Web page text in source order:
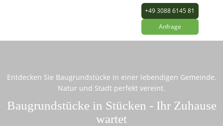
+49 3088 6145 81
Anfrage
Entdecken Sie Baugrundstücke in einer lebendigen Gemeinde.
Natur und Stadt perfekt vereint.
Baugrundstücke in Stücken - Ihr Zuhause
wartet